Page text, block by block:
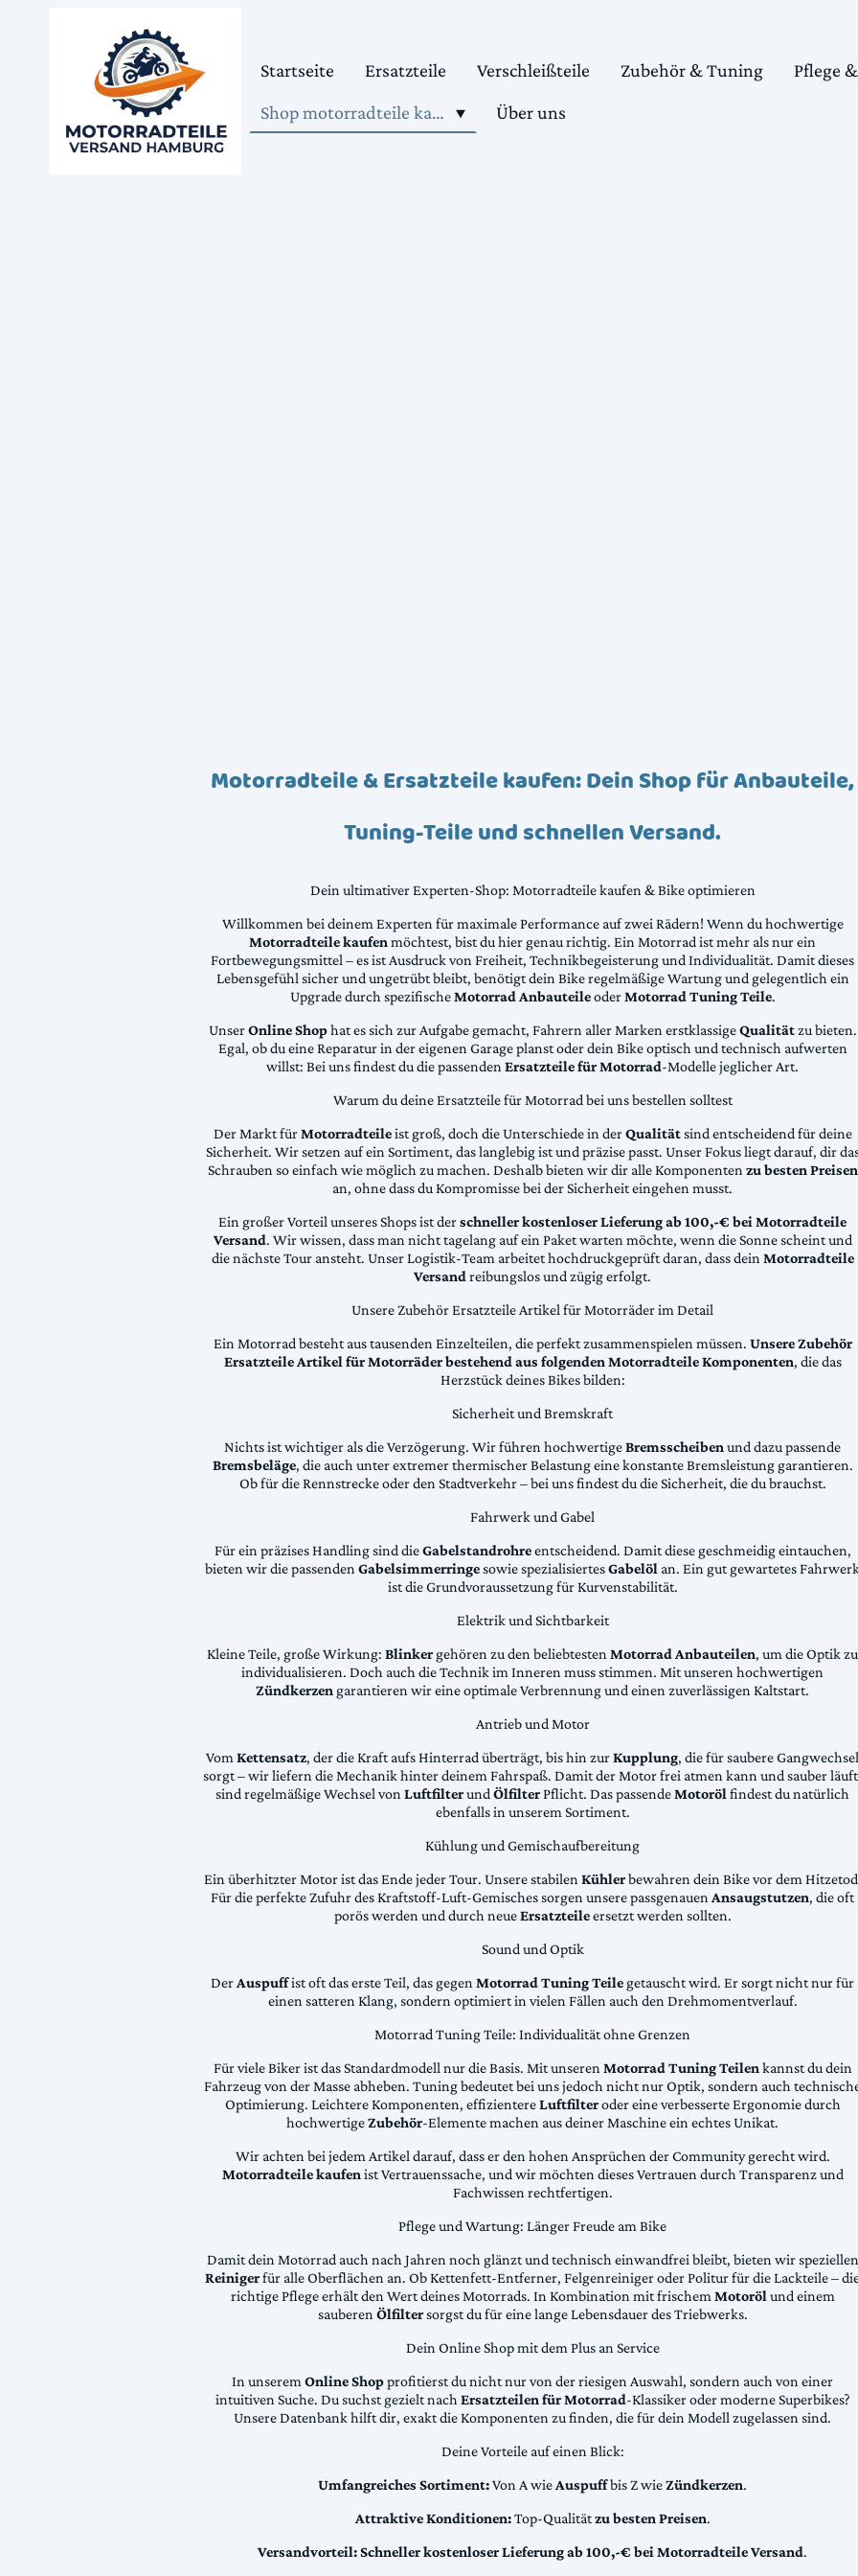
Startseite Ersatzteile Verschleißteile Zubehör & Tuning
Pflege
Shop motorradteile kaufen
Über uns
Motorradteile & Ersatzteile kaufen: Dein Shop für Anbauteile,
Tuning-Teile und schnellen Versand.
Dein ultimativer Experten-Shop: Motorradteile kaufen & Bike optimieren
Willkommen bei deinem Experten für maximale Performance auf zwei Rädern! Wenn du hochwertige
Motorradteile kaufenmöchtest, bist du hier genau richtig. Ein Motorrad ist mehr als nur ein
Fortbewegungsmittel – es ist Ausdruck von Freiheit, Technikbegeisterung und Individualität. Damit dieses
Lebensgefühl sicher und ungetrübt bleibt, benötigt dein Bike regelmäßige Wartung und gelegentlich ein
Upgrade durch spezifischeMotorrad AnbauteileoderMotorrad Tuning Teile.
UnserOnline Shophat es sich zur Aufgabe gemacht, Fahrern aller Marken erstklassigeQualitätzu bieten.
Egal, ob du eine Reparatur in der eigenen Garage planst oder dein Bike optisch und technisch aufwerten
willst: Bei uns findest du die passendenErsatzteile für Motorrad-Modelle jeglicher Art.
Warum du deine Ersatzteile für Motorrad bei uns bestellen solltest
Der Markt fürMotorradteileist groß, doch die Unterschiede in derQualitätsind entscheidend für deine
Sicherheit. Wir setzen auf ein Sortiment, das langlebig ist und präzise passt. Unser Fokus liegt darauf, dir
Schrauben so einfach wie möglich zu machen. Deshalb bieten wir dir alle Komponentenzu besten Preisen
an, ohne dass du Kompromisse bei der Sicherheit eingehen musst.
Ein großer Vorteil unseres Shops ist derschneller kostenloser Lieferung ab 100,-€ bei Motorradteile
Versand. Wir wissen, dass man nicht tagelang auf ein Paket warten möchte, wenn die Sonne scheint und
die nächste Tour ansteht. Unser Logistik-Team arbeitet hochdruckgeprüft daran, dass deinMotorradteile
Versandreibungslos und zügig erfolgt.
Unsere Zubehör Ersatzteile Artikel für Motorräder im Detail
Ein Motorrad besteht aus tausenden Einzelteilen, die perfekt zusammenspielen müssen. Unsere Zubehör
Ersatzteile Artikel für Motorräder bestehend aus folgenden Motorradteile Komponenten, die das
Herzstück deines Bikes bilden:
Sicherheit und Bremskraft
Nichts ist wichtiger als die Verzögerung. Wir führen hochwertigeBremsscheibenund dazu passende
Bremsbeläge, die auch unter extremer thermischer Belastung eine konstante Bremsleistung garantieren.
Ob für die Rennstrecke oder den Stadtverkehr – bei uns findest du die Sicherheit, die du brauchst.
Fahrwerk und Gabel
Für ein präzises Handling sind dieGabelstandrohreentscheidend. Damit diese geschmeidig eintauchen,
bieten wir die passendenGabelsimmerringesowie spezialisiertesGabelöl an. Ein gut gewartetes
ist die Grundvoraussetzung für Kurvenstabilität.
Elektrik und Sichtbarkeit
Kleine Teile, große Wirkung: Blinker gehören zu den beliebtestenMotorrad Anbauteilen, um die Optik zu
individualisieren. Doch auch die Technik im Inneren muss stimmen. Mit unseren hochwertigen
Zündkerzen garantieren wir eine optimale Verbrennung und einen zuverlässigen Kaltstart.
Antrieb und Motor
VomKettensatz, der die Kraft aufs Hinterrad überträgt, bis hin zurKupplung, die für saubere Gangwechsel
sorgt – wir liefern die Mechanik hinter deinem Fahrspaß. Damit der Motor frei atmen kann und sauber
sind regelmäßige Wechsel vonLuftfilterundÖlfilterPflicht. Das passendeMotorölfindest du natürlich
ebenfalls in unserem Sortiment.
Kühlung und Gemischaufbereitung
Ein überhitzter Motor ist das Ende jeder Tour. Unsere stabilenKühlerbewahren dein Bike vor dem
Für die perfekte Zufuhr des Kraftstoff-Luft-Gemisches sorgen unsere passgenauenAnsaugstutzen, die oft
porös werden und durch neueErsatzteileersetzt werden sollten.
Sound und Optik
DerAuspuffist oft das erste Teil, das gegenMotorrad Tuning Teile getauscht wird. Er sorgt nicht nur für
einen satteren Klang, sondern optimiert in vielen Fällen auch den Drehmomentverlauf.
Motorrad Tuning Teile: Individualität ohne Grenzen
Für viele Biker ist das Standardmodell nur die Basis. Mit unserenMotorrad Tuning Teilenkannst du dein
Fahrzeug von der Masse abheben. Tuning bedeutet bei uns jedoch nicht nur Optik, sondern auch
Optimierung. Leichtere Komponenten, effizientereLuftfilteroder eine verbesserte Ergonomie durch
hochwertigeZubehör-Elemente machen aus deiner Maschine ein echtes Unikat.
Wir achten bei jedem Artikel darauf, dass er den hohen Ansprüchen der Community gerecht wird.
Motorradteile kaufenist Vertrauenssache, und wir möchten dieses Vertrauen durch Transparenz und
Fachwissen rechtfertigen.
Pflege und Wartung: Länger Freude am Bike
Damit dein Motorrad auch nach Jahren noch glänzt und technisch einwandfrei bleibt, bieten wir speziellen
Reinigerfür alle Oberflächen an. Ob Kettenfett-Entferner, Felgenreiniger oder Politur für die Lackteile –
richtige Pflege erhält den Wert deines Motorrads. In Kombination mit frischemMotorölund einem
sauberenÖlfiltersorgst du für eine lange Lebensdauer des Triebwerks.
Dein Online Shop mit dem Plus an Service
In unseremOnline Shopprofitierst du nicht nur von der riesigen Auswahl, sondern auch von einer
intuitiven Suche. Du suchst gezielt nachErsatzteilen für Motorrad-Klassiker oder moderne Superbikes?
Unsere Datenbank hilft dir, exakt die Komponenten zu finden, die für dein Modell zugelassen sind.
Deine Vorteile auf einen Blick:
Umfangreiches Sortiment:Von A wieAuspuffbis Z wieZündkerzen.
Attraktive Konditionen:Top-Qualitätzu besten Preisen.
Versandvorteil:Schneller kostenloser Lieferung ab 100,-€ bei Motorradteile Versand.